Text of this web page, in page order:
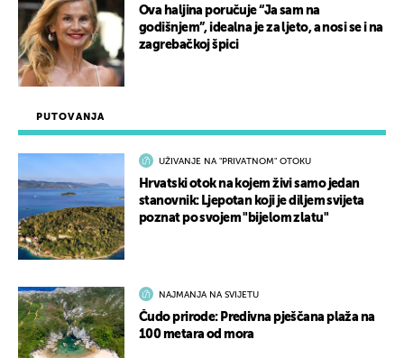
PUTOVANJA
UŽIVANJE NA "PRIVATNOM" OTOKU
Hrvatski otok na kojem živi samo jedan
stanovnik: Ljepotan koji je diljem svijeta
poznat po svojem "bijelom zlatu"
NAJMANJA NA SVIJETU
Čudo prirode: Predivna pješčana plaža na
100 metara od mora
Ova haljina poručuje “Ja sam na
godišnjem”, idealna je za ljeto, a nosi se i na
zagrebačkoj špici